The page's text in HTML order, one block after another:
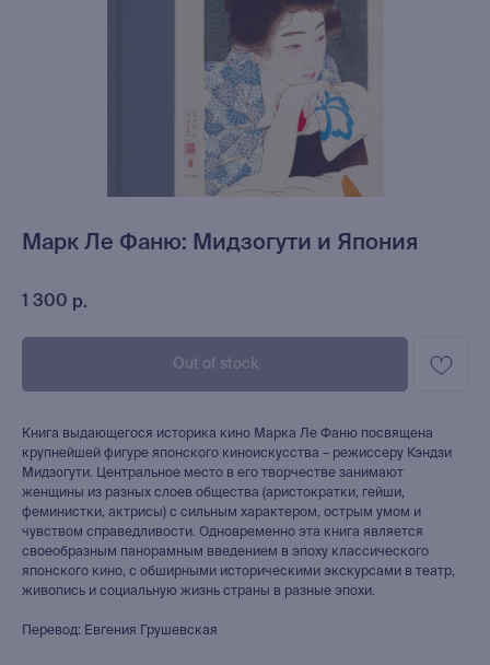
Марк Ле Фаню: Мидзогути и Япония
1 300 р.
Out of stock
Книга выдающегося историка кино Марка Ле Фаню посвящена
крупнейшей фигуре японского киноискусства – режиссеру Кэндзи
Мидзогути. Центральное место в его творчестве занимают
женщины из разных слоев общества (аристократки, гейши,
феминистки, актрисы) с сильным характером, острым умом и
чувством справедливости. Одновременно эта книга является
своеобразным панорамным введением в эпоху классического
японского кино, с обширными историческими экскурсами в театр,
живопись и социальную жизнь страны в разные эпохи.
Перевод: Евгения Грушевская